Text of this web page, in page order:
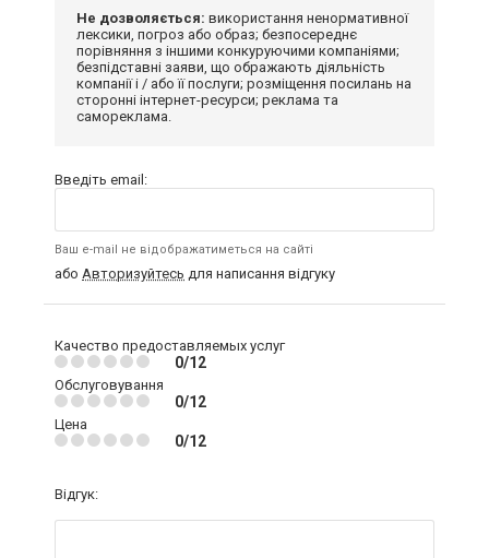
Не дозволяється: використання ненормативної
лексики, погроз або образ; безпосереднє
порівняння з іншими конкуруючими компаніями;
безпідставні заяви, що ображають діяльність
компанії і / або її послуги; розміщення посилань на
сторонні інтернет-ресурси; реклама та
самореклама.
Введіть email:
Ваш e-mail не відображатиметься на сайті
або Авторизуйтесь для написання відгуку
Качество предоставляемых услуг
0/12
Обслуговування
0/12
Цена
0/12
Відгук: